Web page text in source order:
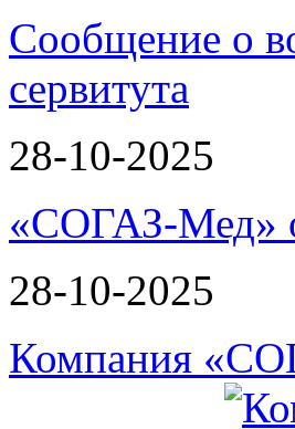
Сообщение о
сервитута
28-10-2025
«СОГАЗ-Мед»
28-10-2025
Компания